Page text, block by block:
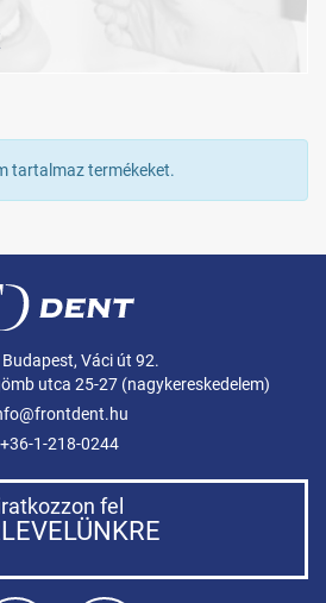
tartalmaz termékeket.
Váci út 92.
utca 25-27 (nagykereskedelem)
+36-1-218-0244
fel